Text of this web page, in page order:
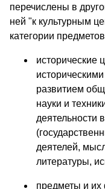
перечислены в
ней "к культурным
категории
исторические
развитием
науки и
деятельности
деятелей,
литературы,
предметы и